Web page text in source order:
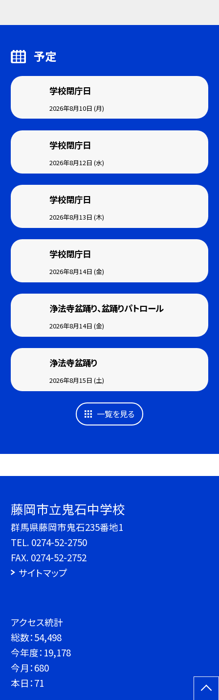
予定
学校閉庁日
2026年8月10日 (月)
学校閉庁日
2026年8月12日 (水)
学校閉庁日
2026年8月13日 (木)
学校閉庁日
2026年8月14日 (金)
浄法寺盆踊り、盆踊りパトロール
2026年8月14日 (金)
浄法寺盆踊り
2026年8月15日 (土)
一覧を見る
藤岡市立鬼石中学校
群馬県藤岡市鬼石235番地1
TEL. 0274-52-2750
FAX. 0274-52-2752
サイトマップ
アクセス統計
総数：54,498
今年度： 19,178
今月：680
本日：71